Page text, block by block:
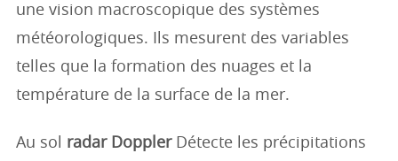
une vision macroscopique des systèmes
météorologiques. Ils mesurent des variables
telles que la formation des nuages et la
température de la surface de la mer.
Au sol radar DopplerDétecte les précipitations